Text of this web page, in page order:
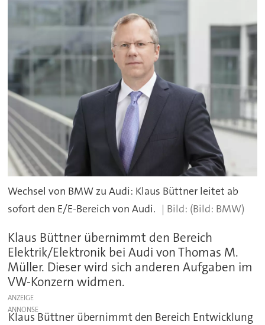
Wechsel von BMW zu Audi: Klaus Büttner leitet ab
sofort den E/E-Bereich von Audi.
(Bild: BMW)
Klaus Büttner übernimmt den Bereich
Elektrik/Elektronik bei Audi von Thomas M.
Müller. Dieser wird sich anderen Aufgaben im
VW-Konzern widmen.
ANZEIGE
Klaus Büttner übernimmt den Bereich Entwicklung